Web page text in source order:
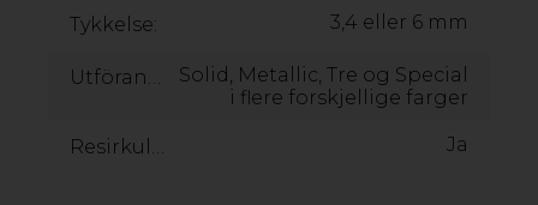
Tykkelse: 3,4 eller 6 mm
Solid, Metallic, Tre og Special
i flere forskjellige farger
Ja